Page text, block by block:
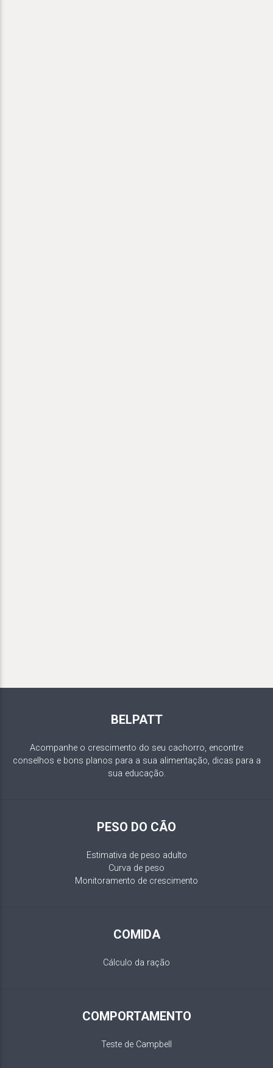
BELPATT
Acompanhe o crescimento do seu cachorro, encontre
conselhos e bons planos para a sua alimentação, dicas para a
sua educação.
PESO DO CÃO
Estimativa de peso adulto
Curva de peso
Monitoramento de crescimento
COMIDA
Cálculo da ração
COMPORTAMENTO
Teste de Campbell